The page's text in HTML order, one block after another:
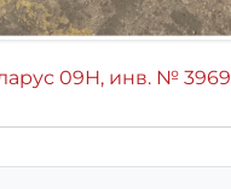
09Н, инв. № 3969